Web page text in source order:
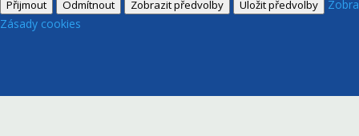
Přijmout Odmítnout Zobrazit předvolby Uložit předvolby
Zásady cookies